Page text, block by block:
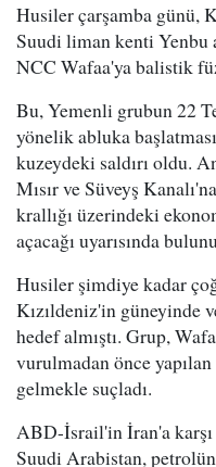
Husiler çarşamba günü,
Suudi liman kenti Yenbu
NCC Wafaa'ya balistik
Bu, Yemenli grubun 22
yönelik abluka
kuzeydeki saldırı oldu.
Mısır ve Süveyş
krallığı üzerindeki
açacağı uyarısında
Husiler şimdiye kadar
Kızıldeniz'in güneyinde
hedef almıştı. Grup,
vurulmadan önce yapılan
gelmekle suçladı.
ABD-İsrail'in İran'a karşı
Suudi Arabistan,